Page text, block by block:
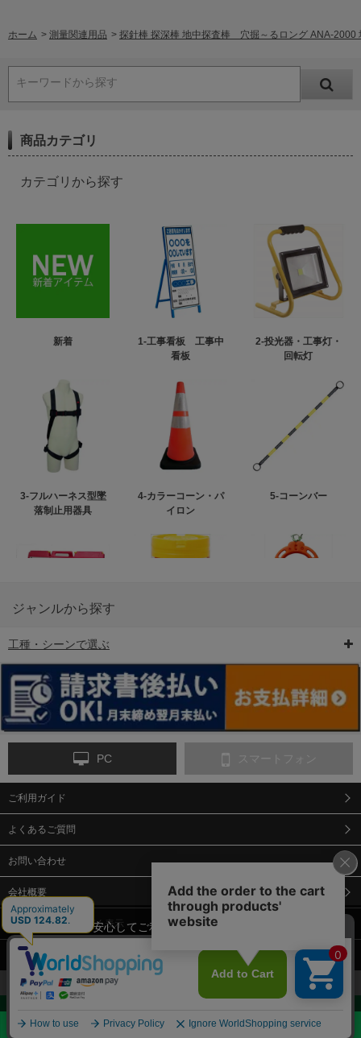
お見積・ご購入へ
ホーム > 測量関連用品 > 探針棒 探深棒 地中探査棒 穴掘～るロング ANA-2000
キーワードから探す
商品カテゴリ
カテゴリから探す
新着
1-工事看板 工事中
看板
2-投光器・工事灯・
回転灯
3-フルハーネス型墜
落制止用器具
4-カラーコーン・パ
イロン
5-コーンバー
6-矢印板/LED矢印板
ンス
9-点字マット・タイ
12-安全ベスト
13-誘導灯・誘導棒・
合図灯・手旗
14-ライフジャケット
ジャンルから探す
工種・シーンで選ぶ
PC スマートフォン
ご利用ガイド
よくあるご質問
お問い合わせ
会社概要
特定商取引法に基づく表示
個人情報保護方針
Copyright© 2018 Sendaimeiban All Rights Reserved.
当サイトでは、安心してご利用いただくため（なりすまし防止
等）、またサイトの利便性向上のため、クッキー(Cookie)を使用
しています。 サイトのクッキー(Cookie)の使用に関しては、「プ
ライバシーポリシー」をお読みください。